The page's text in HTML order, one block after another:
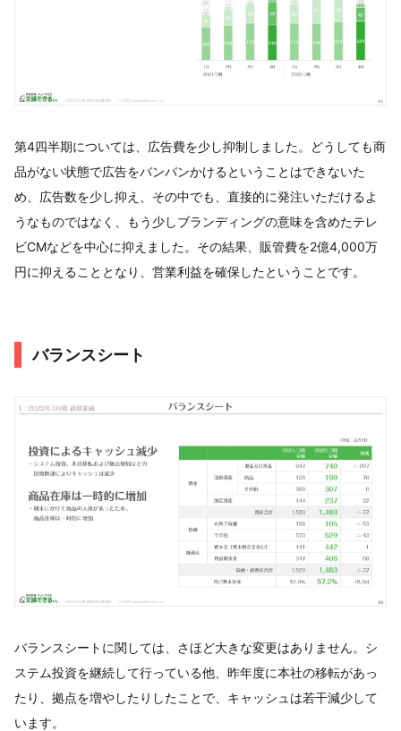
第4四半期については、広告費を少し抑制しました。どうしても商
品がない状態で広告をバンバンかけるということはできないた
め、広告数を少し抑え、その中でも、直接的に発注いただけるよ
うなものではなく、もう少しブランディングの意味を含めたテレ
ビCMなどを中心に抑えました。その結果、販管費を2億4,000万
円に抑えることとなり、営業利益を確保したということです。
バランスシート
バランスシートに関しては、さほど大きな変更はありません。シ
ステム投資を継続して行っている他、昨年度に本社の移転があっ
たり、拠点を増やしたりしたことで、キャッシュは若干減少して
います。